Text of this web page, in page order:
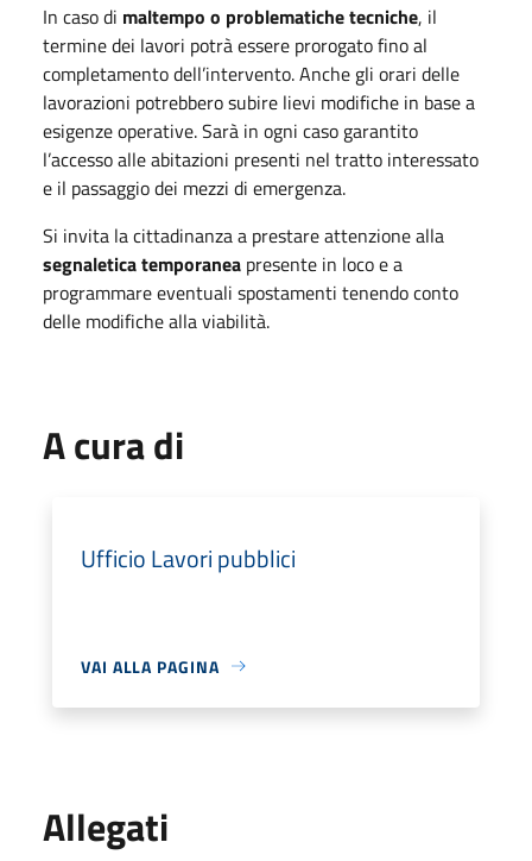
In caso di maltempo o problematiche tecniche, il
termine dei lavori potrà essere prorogato fino al
completamento dell’intervento. Anche gli orari delle
lavorazioni potrebbero subire lievi modifiche in base a
esigenze operative. Sarà in ogni caso garantito
l’accesso alle abitazioni presenti nel tratto interessato
e il passaggio dei mezzi di emergenza.
Si invita la cittadinanza a prestare attenzione alla
segnaletica temporanea presente in loco e a
programmare eventuali spostamenti tenendo conto
delle modifiche alla viabilità.
A cura di
Ufficio Lavori pubblici
VAI ALLA PAGINA
Allegati